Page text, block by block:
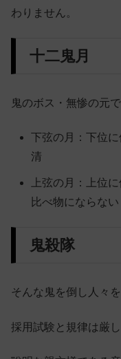
わりません。
十二鬼月
鬼のボス・無惨の元
下弦の月：下位
清
上弦の月：上位
比べ物にならない
鬼殺隊
そんな鬼を倒し人々
採用試験と規律は厳